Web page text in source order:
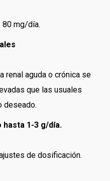
80 mg/día.
renal aguda o crónica se
que las usuales
deseado.
1-3 g/día.
de dosificación.